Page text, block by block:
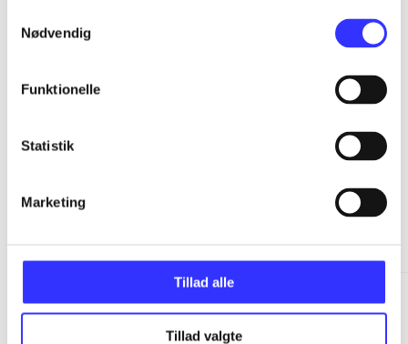
Nødvendig
Funktionelle
Statistik
Marketing
Tillad alle
Tillad valgte
...
...